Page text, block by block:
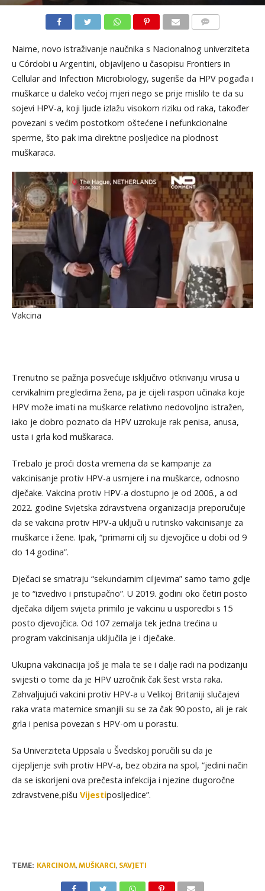
Naime, novo istraživanje naučnika s Nacionalnog univerziteta
u Córdobi u Argentini, objavljeno u časopisu Frontiers in
Cellular and Infection Microbiology, sugeriše da HPV pogađa i
muškarce u daleko većoj mjeri nego se prije mislilo te da su
sojevi HPV-a, koji ljude izlažu visokom riziku od raka, također
povezani s većim postotkom oštećene i nefunkcionalne
sperme, što pak ima direktne posljedice na plodnost
muškaraca.
Vakcina
Trenutno se pažnja posvećuje isključivo otkrivanju virusa u
cervikalnim pregledima žena, pa je cijeli raspon učinaka koje
HPV može imati na muškarce relativno nedovoljno istražen,
iako je dobro poznato da HPV uzrokuje rak penisa, anusa,
usta i grla kod muškaraca.
Trebalo je proći dosta vremena da se kampanje za
vakcinisanje protiv HPV-a usmjere i na muškarce, odnosno
dječake. Vakcina protiv HPV-a dostupno je od 2006., a od
2022. godine Svjetska zdravstvena organizacija preporučuje
da se vakcina protiv HPV-a uključi u rutinsko vakcinisanje za
muškarce i žene. Ipak, “primarni cilj su djevojčice u dobi od 9
do 14 godina”.
Dječaci se smatraju “sekundarnim ciljevima” samo tamo gdje
je to “izvedivo i pristupačno”. U 2019. godini oko četiri posto
dječaka diljem svijeta primilo je vakcinu u usporedbi s 15
posto djevojčica. Od 107 zemalja tek jedna trećina u
program vakcinisanja uključila je i dječake.
Ukupna vakcinacija još je mala te se i dalje radi na podizanju
svijesti o tome da je HPV uzročnik čak šest vrsta raka.
Zahvaljujući vakcini protiv HPV-a u Velikoj Britaniji slučajevi
raka vrata maternice smanjili su se za čak 90 posto, ali je rak
grla i penisa povezan s HPV-om u porastu.
Sa Univerziteta Uppsala u Švedskoj poručili su da je
cijepljenje svih protiv HPV-a, bez obzira na spol, “jedini način
da se iskorijeni ova prečesta infekcija i njezine dugoročne
zdravstvene,pišu Vijestiposljedice”.
TEME: KARCINOM,MUŠKARCI, SAVJETI